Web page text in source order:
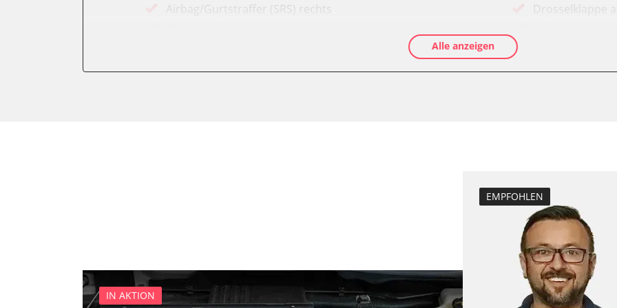
Airbag/Gurtstraffer (SRS) rechts
Elektronisches Wählhebel-Modul (EWM)
Fahrdynamik-Sitz vorne links
Drosselklappe
Grundeinstellung
Injektor
Injektoren
Kodierung der
Lamdasonde
Alle anzeigen
IN AKTION
EMPFOHLEN